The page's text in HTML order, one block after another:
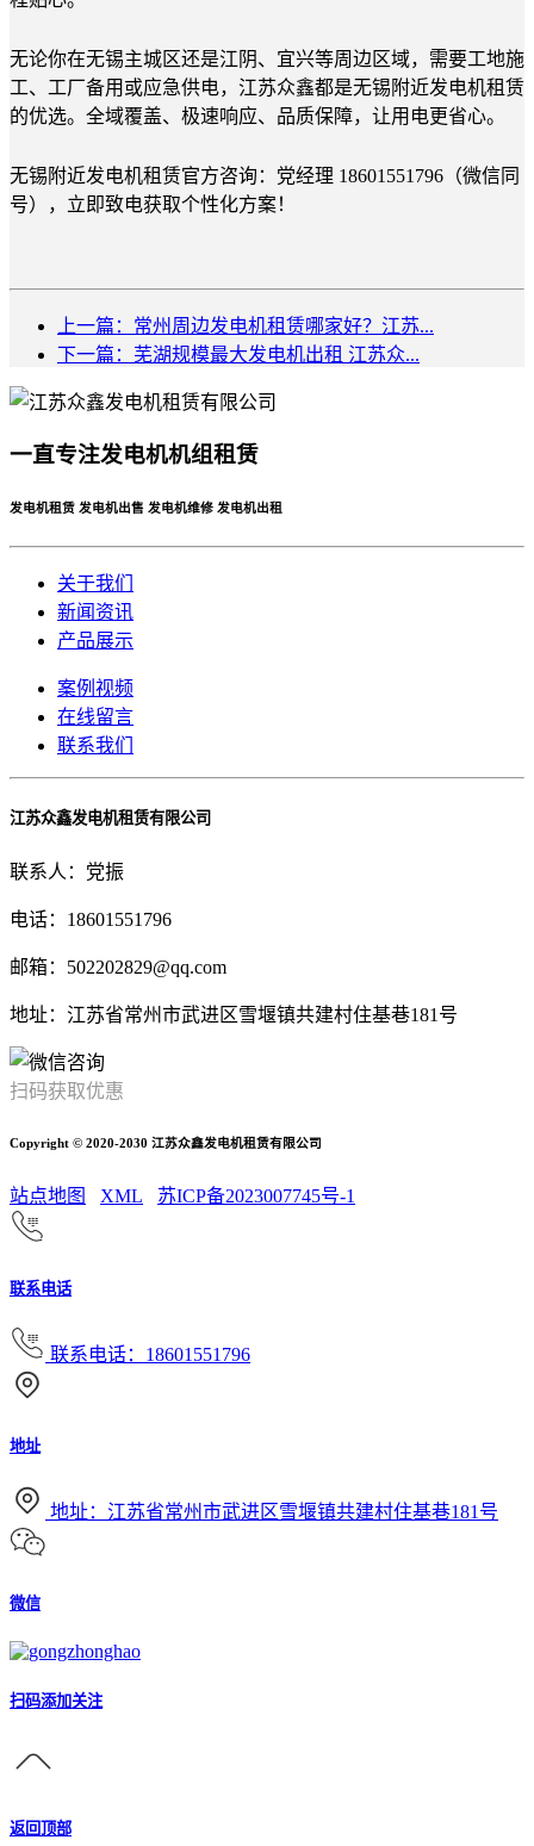
无论你在无锡主城区还是江阴、宜兴等周边区域，需要工地施
工、工厂备用或应急供电，江苏众鑫都是无锡附近发电机租赁
的优选。全域覆盖、极速响应、品质保障，让用电更省心。
无锡附近发电机租赁官方咨询：党经理 18601551796（微信同
号），立即致电获取个性化方案！
上一篇：常州周边发电机租赁哪家好？江苏...
下一篇：芜湖规模最大发电机出租 江苏众...
一直专注发电机机组租赁
发电机租赁 发电机出售 发电机维修 发电机出租
关于我们
新闻资讯
产品展示
案例视频
在线留言
联系我们
江苏众鑫发电机租赁有限公司
联系人：党振
电话：18601551796
邮箱：502202829@qq.com
地址：江苏省常州市武进区雪堰镇共建村住基巷181号
扫码获取优惠
Copyright © 2020-2030 江苏众鑫发电机租赁有限公司
站点地图 XML 苏ICP备2023007745号-1
联系电话
联系电话：18601551796
地址
地址：江苏省常州市武进区雪堰镇共建村住基巷181号
微信
扫码添加关注
返回顶部